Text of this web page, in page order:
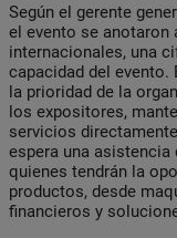
Según el gerente
el evento se anotaron
internacionales, una
capacidad del evento.
la prioridad de la
los expositores,
servicios
espera una asistencia
quienes tendrán la
productos, desde
financieros y